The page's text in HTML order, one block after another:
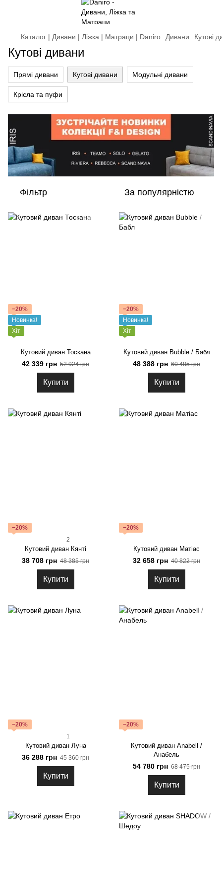
Каталог | Дивани | Ліжка | Матраци | Daniro Дивани Кутові
Кутові дивани
Прямі дивани Кутові дивани Модульні дивани
Крісла та пуфи
Фільтр За популярністю
−20%
Новинка!
Хіт
Кутовий диван Тоскана
42 339 грн 52 924 грн
Купити
−20%
Новинка!
Хіт
Кутовий диван Bubble / Бабл
48 388 грн 60 485 грн
Купити
−20%
2
Кутовий диван Кянті
38 708 грн 48 385 грн
Купити
−20%
Кутовий диван Матіас
32 658 грн 40 822 грн
Купити
−20%
1
Кутовий диван Луна
36 288 грн 45 360 грн
Купити
−20%
Кутовий диван Anabell /
Анабель
54 780 грн 68 475 грн
Купити